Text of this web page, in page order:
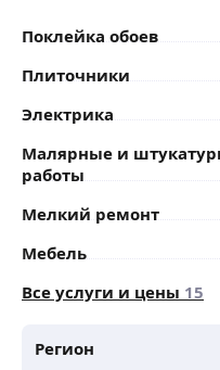
Поклейка обоев
Плиточники
Электрика
Малярные и
работы
Мелкий ремонт
Мебель
Все услуги и цены 15
Регион